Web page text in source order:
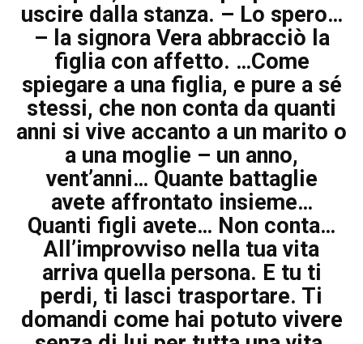
uscire dalla stanza. – Lo spero…
– la signora Vera abbracciò la
figlia con affetto. …Come
spiegare a una figlia, e pure a sé
stessi, che non conta da quanti
anni si vive accanto a un marito o
a una moglie – un anno,
vent’anni… Quante battaglie
avete affrontato insieme…
Quanti figli avete… Non conta…
All’improvviso nella tua vita
arriva quella persona. E tu ti
perdi, ti lasci trasportare. Ti
domandi come hai potuto vivere